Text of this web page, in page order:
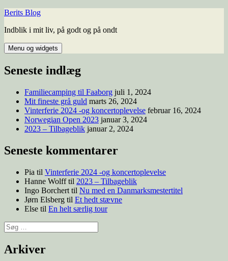
Hop
indhold
Berits Blog
Indblik i mit liv, på godt og på ondt
Menu og widgets
Seneste indlæg
Familiecamping til Faaborg juli 1, 2024
Mit fineste grå guld marts 26, 2024
Vinterferie 2024 -og koncertoplevelse februar 16, 2024
Norwegian Open 2023 januar 3, 2024
2023 – Tilbageblik januar 2, 2024
Seneste kommentarer
Pia til Vinterferie 2024 -og koncertoplevelse
Hanne Wolfftil 2023 – Tilbageblik
Ingo Borchert til Nu med en Danmarksmestertitel
Jørn Elsberg til Et hedt stævne
Else til En helt særlig tour
Søg
efter:
Arkiver